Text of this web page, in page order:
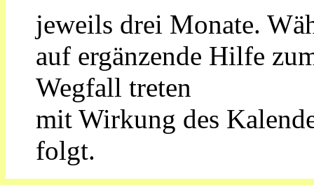
jeweils drei Monate.
auf ergänzende Hilfe
Wegfall treten
mit Wirkung des
folgt.